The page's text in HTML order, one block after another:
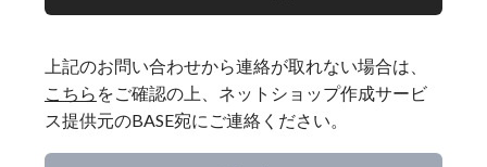
上記のお問い合わせから連絡が取れない場合は、
こちら をご確認の上、ネットショップ作成サービ
ス提供元のBASE宛にご連絡ください。